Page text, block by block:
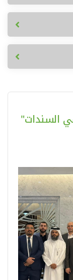
السندات"